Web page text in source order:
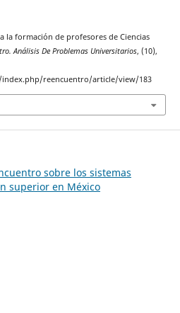
la formación de profesores de Ciencias
Análisis De Problemas Universitarios, (10),
reencuentro/article/view/183
sobre los sistemas
superior en México